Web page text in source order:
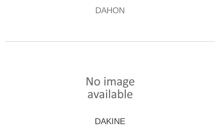
DAHON
DAKINE